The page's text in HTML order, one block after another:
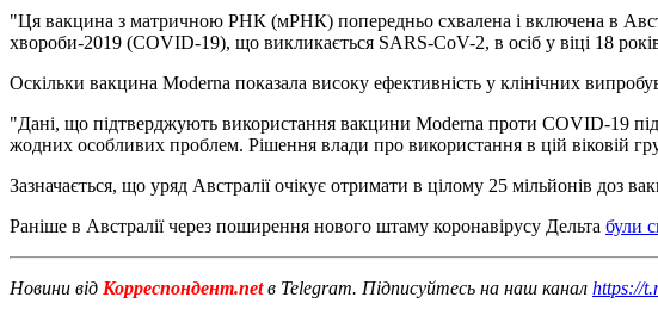
"Ця вакцина з матричною РНК (мРНК) попередньо схвалена і включена в
хвороби-2019 (COVID-19), що викликається SARS-CoV-2, в осіб у віці 18
Оскільки вакцина Moderna показала високу ефективність у клінічних
"Дані, що підтверджують використання вакцини Moderna проти COVID-19
жодних особливих проблем. Рішення влади про використання в цій віковій
Зазначається, що уряд Австралії очікує отримати в цілому 25 мільйонів доз
Раніше в Австралії через поширення нового штаму коронавірусу Дельта були
Новини від Корреспондент.netв Telegram. Підписуйтесь на наш канал https://